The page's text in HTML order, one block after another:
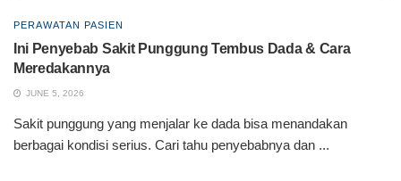
PERAWATAN PASIEN
Ini Penyebab Sakit Punggung Tembus Dada & Cara
Meredakannya
JUNE 5, 2026
Sakit punggung yang menjalar ke dada bisa menandakan
berbagai kondisi serius. Cari tahu penyebabnya dan ...